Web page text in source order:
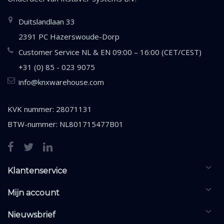
Duitslandlaan 33
2391 PC Hazerswoude-Dorp
Customer Service NL & EN 09:00 – 16:00 (CET/CEST)
+31 (0) 85 - 023 9075
info@knxwarehouse.com
KVK nummer: 28071131
BTW-nummer: NL801715477B01
Klantenservice
Mijn account
Nieuwsbrief